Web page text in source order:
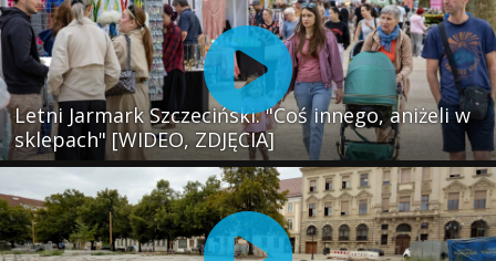
Letni Jarmark Szczeciński. "Coś innego, aniżeli w
sklepach" [WIDEO, ZDJĘCIA]